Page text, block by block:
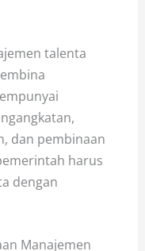
talenta
dan pembinaan
harus
dengan
Manajemen